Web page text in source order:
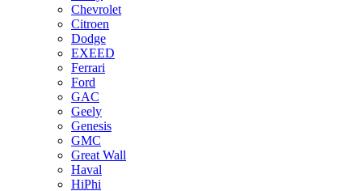
Chevrolet
Citroen
Dodge
EXEED
Ferrari
Ford
GAC
Geely
Genesis
GMC
Great Wall
Haval
HiPhi